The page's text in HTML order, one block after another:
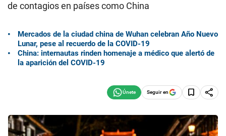
de contagios en países como China
Mercados de la ciudad china de Wuhan celebran Año Nuevo
Lunar, pese al recuerdo de la COVID-19
China: internautas rinden homenaje a médico que alertó de
la aparición del COVID-19
Seguir en